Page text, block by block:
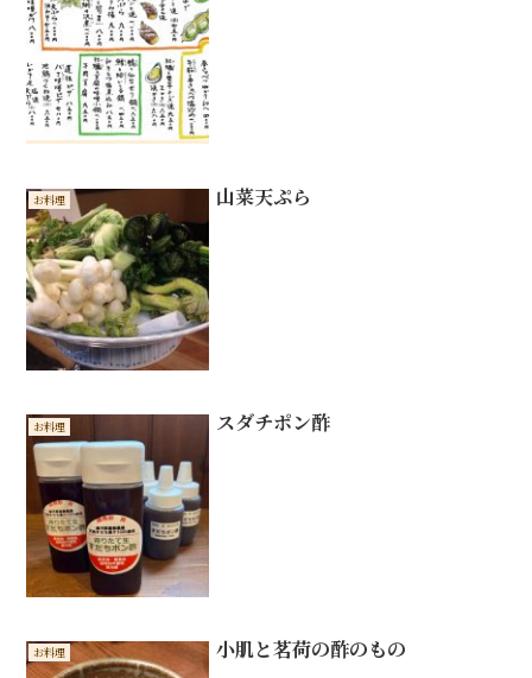
お料理 山菜天ぷら
お料理 スダチポン酢
お料理 小肌と茗荷の酢のもの